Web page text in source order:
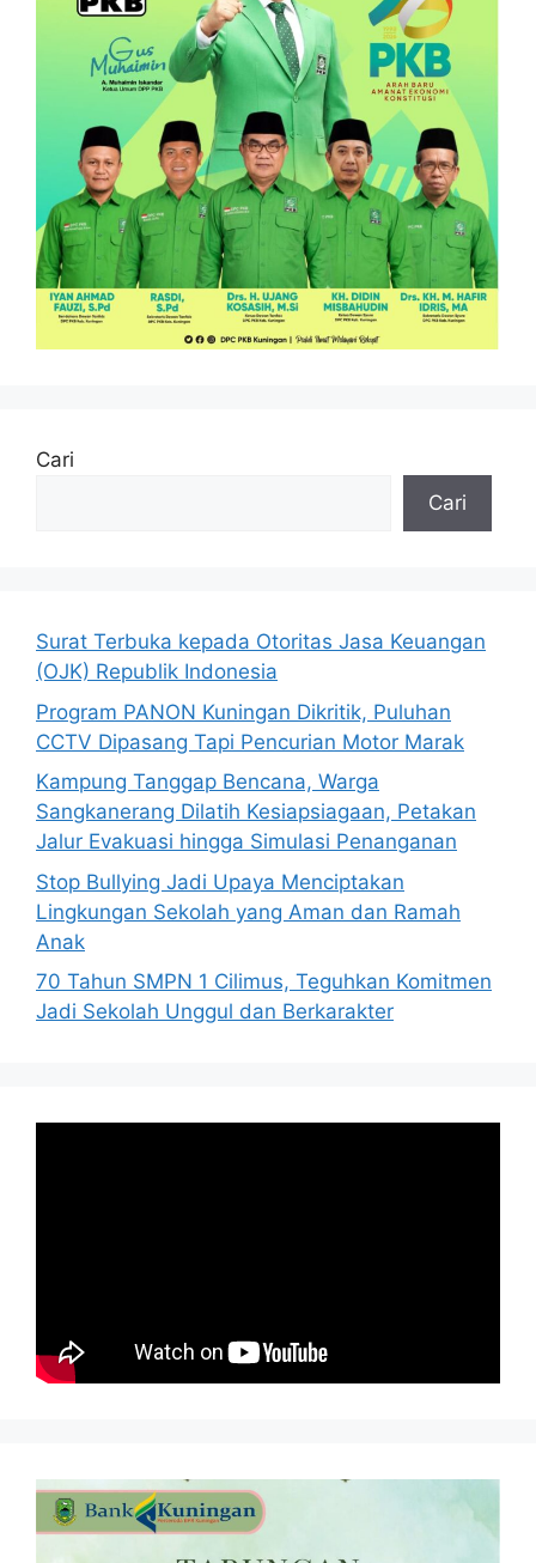
Cari
Cari
Surat Terbuka kepada Otoritas Jasa Keuangan
(OJK) Republik Indonesia
Program PANON Kuningan Dikritik, Puluhan
CCTV Dipasang Tapi Pencurian Motor Marak
Kampung Tanggap Bencana, Warga
Sangkanerang Dilatih Kesiapsiagaan, Petakan
Jalur Evakuasi hingga Simulasi Penanganan
Stop Bullying Jadi Upaya Menciptakan
Lingkungan Sekolah yang Aman dan Ramah
Anak
70 Tahun SMPN 1 Cilimus, Teguhkan Komitmen
Jadi Sekolah Unggul dan Berkarakter